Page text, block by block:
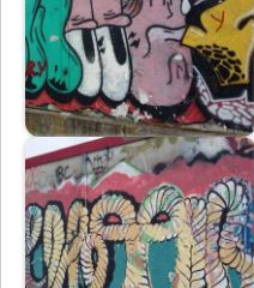
Immagine